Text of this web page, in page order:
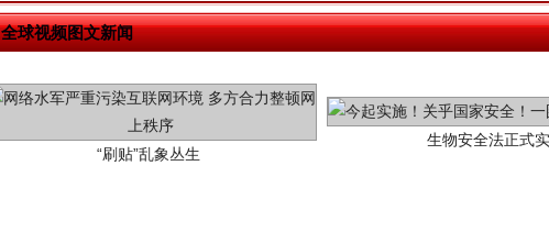
全球视频图文新闻
生物安全法正式